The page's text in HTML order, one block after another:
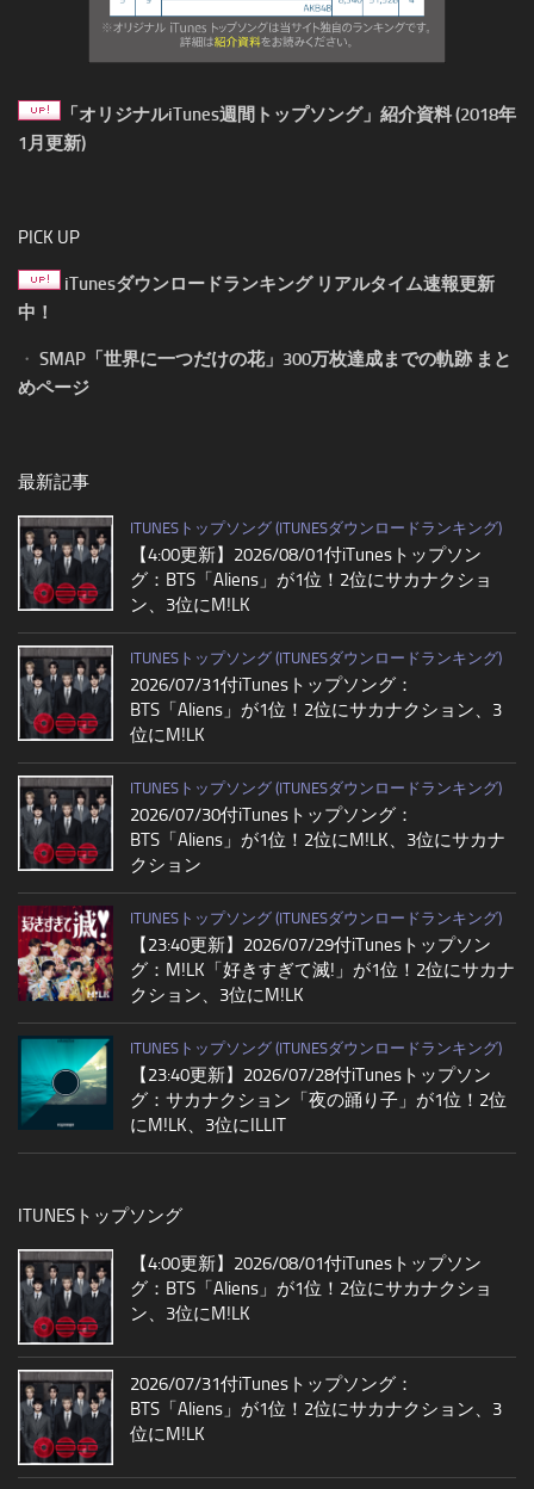
「オリジナルiTunes週間トップソング」紹介資料 (2018年
1月更新)
PICK UP
iTunesダウンロードランキング リアルタイム速報更新
中！
・ SMAP「世界に一つだけの花」300万枚達成までの軌跡 まと
めページ
最新記事
ITUNESトップソング (ITUNESダウンロードランキング)
【4:00更新】2026/08/01付iTunesトップソン
グ：BTS「Aliens」が1位！2位にサカナクショ
ン、3位にM!LK
ITUNESトップソング (ITUNESダウンロードランキング)
2026/07/31付iTunesトップソング：
BTS「Aliens」が1位！2位にサカナクション、3
位にM!LK
ITUNESトップソング (ITUNESダウンロードランキング)
2026/07/30付iTunesトップソング：
BTS「Aliens」が1位！2位にM!LK、3位にサカナ
クション
ITUNESトップソング (ITUNESダウンロードランキング)
【23:40更新】2026/07/29付iTunesトップソン
グ：M!LK「好きすぎて滅!」が1位！2位にサカナ
クション、3位にM!LK
ITUNESトップソング (ITUNESダウンロードランキング)
【23:40更新】2026/07/28付iTunesトップソン
グ：サカナクション「夜の踊り子」が1位！2位
にM!LK、3位にILLIT
ITUNESトップソング
【4:00更新】2026/08/01付iTunesトップソン
グ：BTS「Aliens」が1位！2位にサカナクショ
ン、3位にM!LK
2026/07/31付iTunesトップソング：
BTS「Aliens」が1位！2位にサカナクション、3
位にM!LK